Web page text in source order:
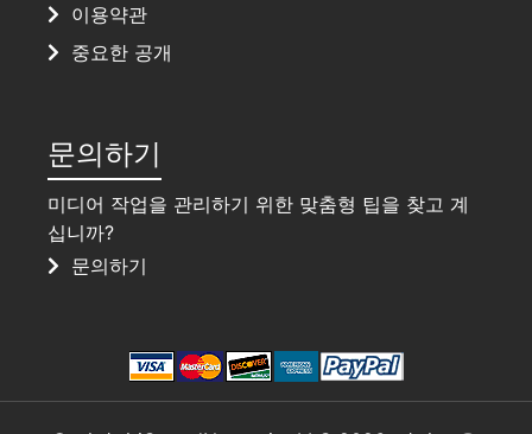
이용약관
중요한 공개
문의하기
미디어 작업을 관리하기 위한 맞춤형 팁을 찾고 계
십니까?
문의하기